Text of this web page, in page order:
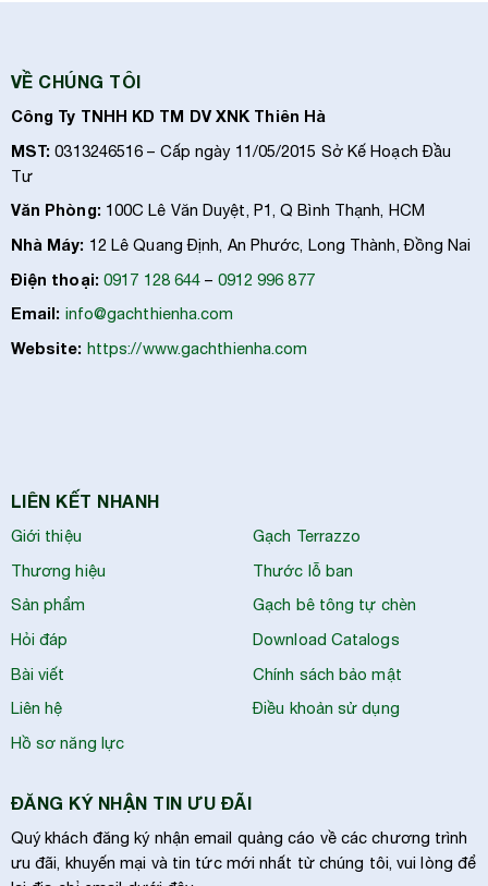
VỀ CHÚNG TÔI
Công Ty TNHH KD TM DV XNK Thiên Hà
MST: 0313246516 – Cấp ngày 11/05/2015 Sở Kế Hoạch Đầu
Tư
Văn Phòng: 100C Lê Văn Duyệt, P1, Q Bình Thạnh, HCM
Nhà Máy: 12 Lê Quang Định, An Phước, Long Thành, Đồng Nai
Điện thoại: 0917 128 644 – 0912 996 877
Email: info@gachthienha.com
Website: https://www.gachthienha.com
LIÊN KẾT NHANH
Giới thiệu
Thương hiệu
Sản phẩm
Hỏi đáp
Bài viết
Liên hệ
Hồ sơ năng lực
Gạch Terrazzo
Thước lỗ ban
Gạch bê tông tự chèn
Download Catalogs
Chính sách bảo mật
Điều khoản sử dụng
ĐĂNG KÝ NHẬN TIN ƯU ĐÃI
Quý khách đăng ký nhận email quảng cáo về các chương trình
ưu đãi, khuyến mại và tin tức mới nhất từ chúng tôi, vui lòng để